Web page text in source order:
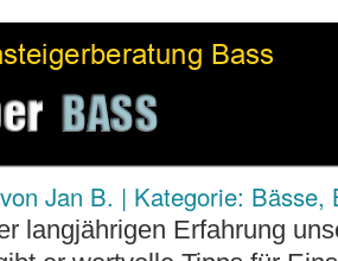
von Jan B. | Kategorie: Bässe,
langjährigen Erfahrung